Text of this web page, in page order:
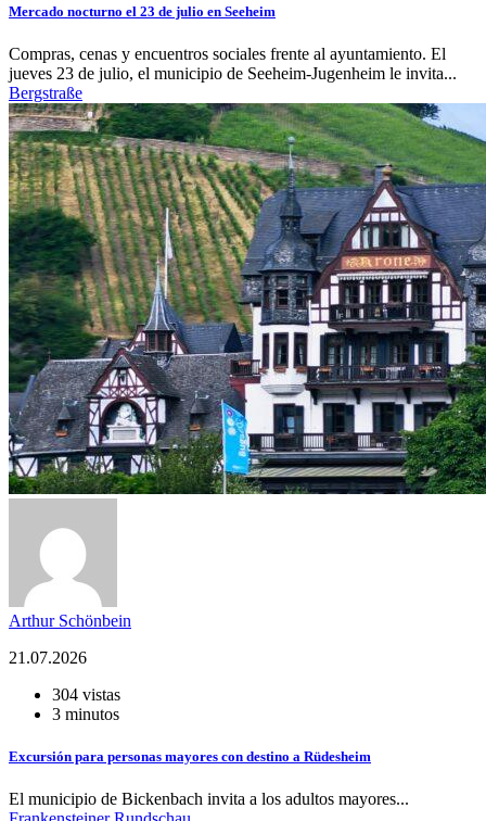
Mercado nocturno el 23 de julio en Seeheim
Compras, cenas y encuentros sociales frente al ayuntamiento. El
jueves 23 de julio, el municipio de Seeheim-Jugenheim le invita...
Bergstraße
Arthur Schönbein
21.07.2026
304 vistas
3 minutos
Excursión para personas mayores con destino a Rüdesheim
El municipio de Bickenbach invita a los adultos mayores...